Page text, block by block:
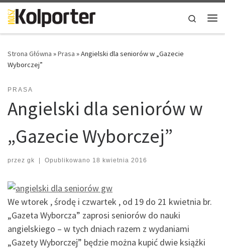
Skip to content
Search
Strona Główna »Prasa »Angielski dla seniorów w „Gazecie
Wyborczej”
PRASA
Angielski dla seniorów w
„Gazecie Wyborczej”
przez gk | Opublikowano 18 kwietnia 2016
We wtorek , środę i czwartek , od 19 do 21 kwietnia br.
„Gazeta Wyborcza” zaprosi seniorów do nauki
angielskiego – w tych dniach razem z wydaniami
„Gazety Wyborczej” będzie można kupić dwie książki